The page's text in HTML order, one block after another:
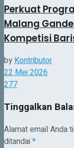
Perkuat
Malang
Kompetisi
byKontributor
22 Mei 2026
277
Tinggalkan
Alamat email Anda
ditandai *